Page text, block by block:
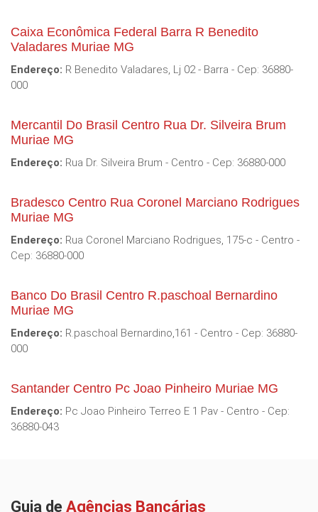
Caixa Econômica Federal Barra R Benedito
Valadares Muriae MG
Endereço: R Benedito Valadares, Lj 02 - Barra - Cep: 36880-
000
Mercantil Do Brasil Centro Rua Dr. Silveira Brum
Muriae MG
Endereço: Rua Dr. Silveira Brum - Centro - Cep: 36880-000
Bradesco Centro Rua Coronel Marciano Rodrigues
Muriae MG
Endereço: Rua Coronel Marciano Rodrigues, 175-c - Centro -
Cep: 36880-000
Banco Do Brasil Centro R.paschoal Bernardino
Muriae MG
Endereço: R.paschoal Bernardino,161 - Centro - Cep: 36880-
000
Santander Centro Pc Joao Pinheiro Muriae MG
Endereço: Pc Joao Pinheiro Terreo E 1 Pav - Centro - Cep:
36880-043
Guia de Agências Bancárias